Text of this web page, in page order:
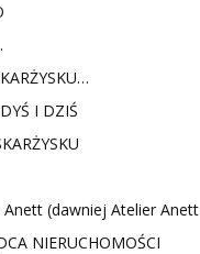
I DZIŚ
Anett (dawniej Atelier Anett
NIERUCHOMOŚCI